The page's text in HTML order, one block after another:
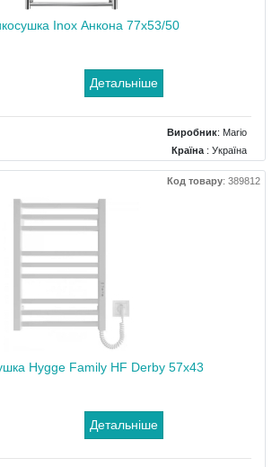
Inox Анкона 77x53/50
Детальніше
Виробник: Mario
Країна : Україна
Колір: Хром
Розміри: 530x260x770
Код товару: 389812
Hygge Family HF Derby 57х43
Детальніше